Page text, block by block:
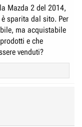
Mazda 2 del 2014,
sparita dal sito. Per
ma acquistabile
e che
venduti?